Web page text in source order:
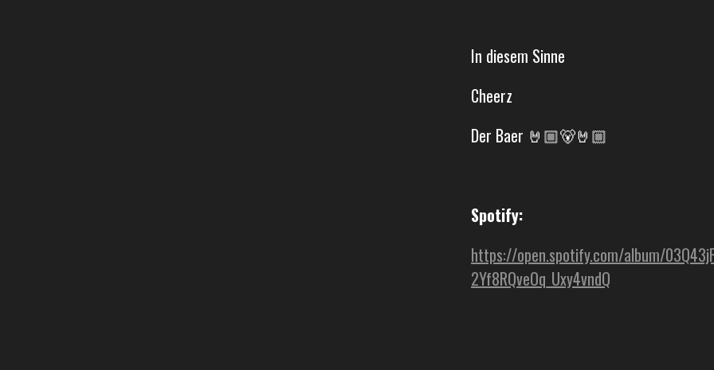
In diesem Sinne
Cheerz
Der Baer 🤘🏼🐻🤘🏼
Spotify:
https://open.spotify.com/album/
2Yf8RQveOq_Uxy4vndQ